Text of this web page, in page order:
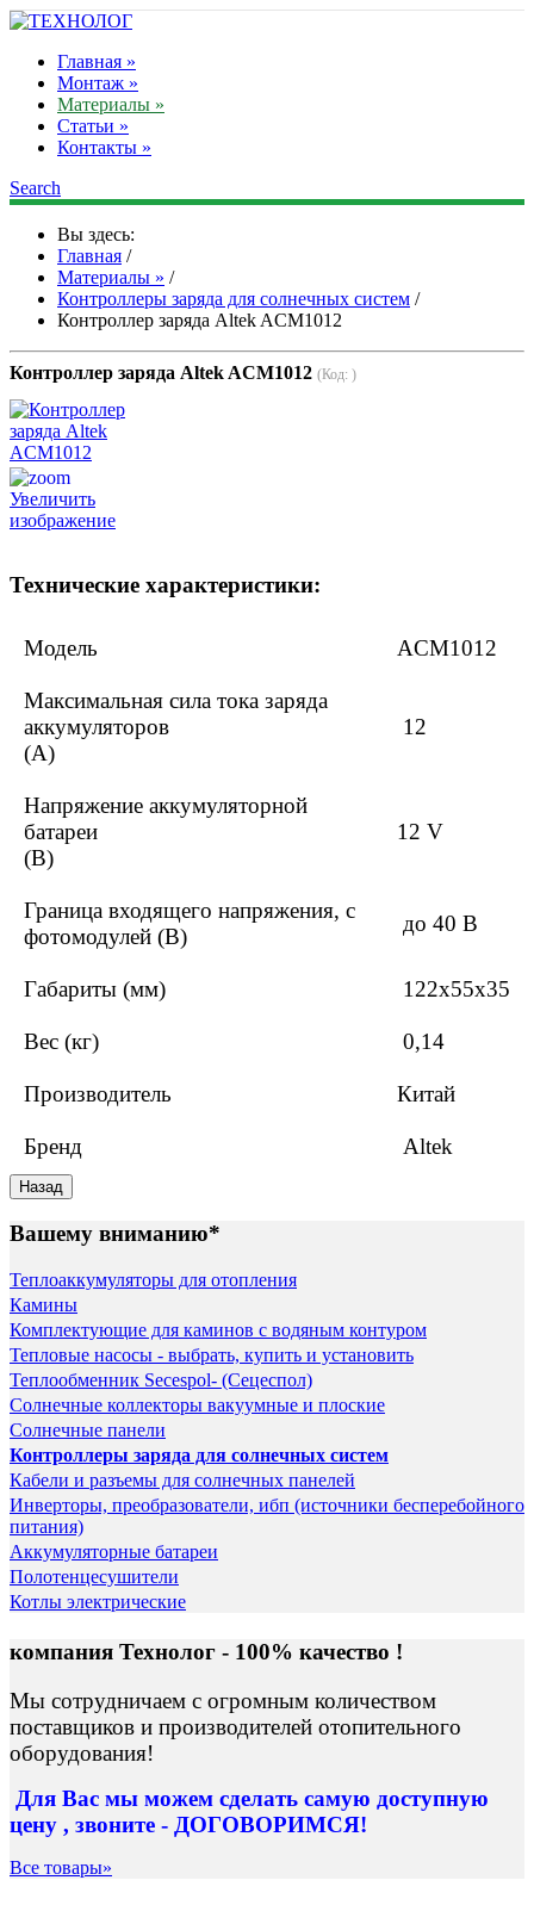
Главная »
Монтаж »
Материалы »
Статьи »
Контакты »
Search
Вы здесь:
Главная /
Материалы » /
Контроллеры заряда для солнечных систем /
Контроллер заряда Altek ACM1012
Контроллер заряда Altek ACM1012 (Код: )
Увеличить
изображение
Технические характеристики:
Модель ACM1012
Максимальная сила тока заряда
аккумуляторов
(А)
12
Напряжение аккумуляторной
батареи
(В)
12 V
Граница входящего напряжения, с
фотомодулей (В)
до 40 В
Габариты (мм) 122х55х35
Вес (кг) 0,14
Производитель Китай
Бренд Altek
Вашему вниманию*
Теплоаккумуляторы для отопления
Камины
Комплектующие для каминов с водяным контуром
Тепловые насосы - выбрать, купить и установить
Теплообменник Secespol- (Сецеспол)
Солнечные коллекторы вакуумные и плоские
Солнечные панели
Контроллеры заряда для солнечных систем
Кабели и разъемы для солнечных панелей
Инверторы, преобразователи, ибп (источники бесперебойного
питания)
Аккумуляторные батареи
Полотенцесушители
Котлы электрические
компания Технолог - 100% качество !
Мы сотрудничаем с огромным количеством
поставщиков и производителей отопительного
оборудования!
Для Вас мы можем сделать самую доступную
цену , звоните - ДОГОВОРИМСЯ!
Все товары»